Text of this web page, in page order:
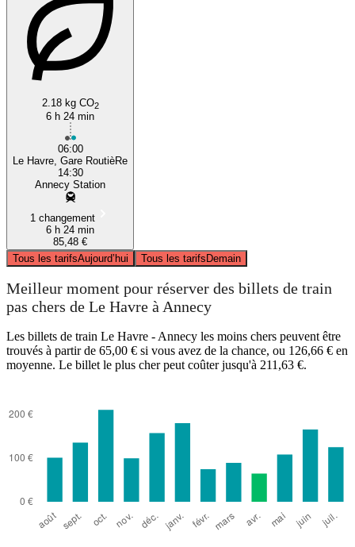
2.18 kg CO2
6 h 24 min
06:00
Le Havre, Gare RoutièRe
14:30
Annecy Station
1 changement
6 h 24 min
85,48 €
Tous les tarifsAujourd’hui Tous les tarifsDemain
Meilleur moment pour réserver des billets de train
pas chers de Le Havre à Annecy
Les billets de train Le Havre - Annecy les moins chers peuvent être
trouvés à partir de 65,00 € si vous avez de la chance, ou 126,66 € en
moyenne. Le billet le plus cher peut coûter jusqu'à 211,63 €.